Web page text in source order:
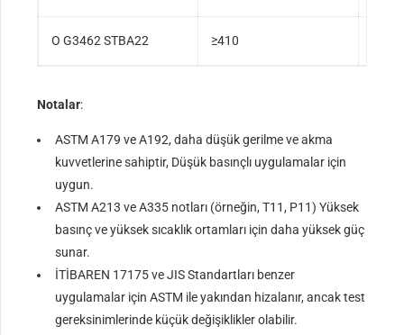
O G3462 STBA22 ≥410
Notalar:
ASTM A179 ve A192, daha düşük gerilme ve akma
kuvvetlerine sahiptir, Düşük basınçlı uygulamalar için
uygun.
ASTM A213 ve A335 notları (örneğin, T11, P11) Yüksek
basınç ve yüksek sıcaklık ortamları için daha yüksek güç
sunar.
İTİBAREN 17175 ve JIS Standartları benzer
uygulamalar için ASTM ile yakından hizalanır, ancak test
gereksinimlerinde küçük değişiklikler olabilir.